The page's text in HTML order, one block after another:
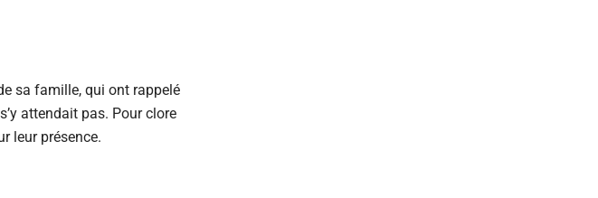
sa famille, qui ont rappelé
attendait pas. Pour clore
leur présence.